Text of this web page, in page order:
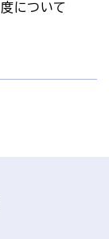
について